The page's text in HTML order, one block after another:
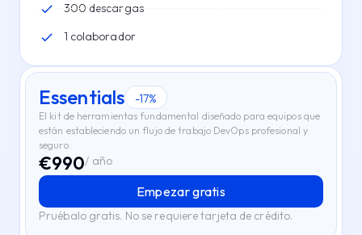
300 descargas
1 colaborador
Essentials -17%
El kit de herramientas fundamental diseñado para equipos que
están estableciendo un flujo de trabajo DevOps profesional y
seguro.
€990/ año
Empezar gratis
Pruébalo gratis. No se requiere tarjeta de crédito.